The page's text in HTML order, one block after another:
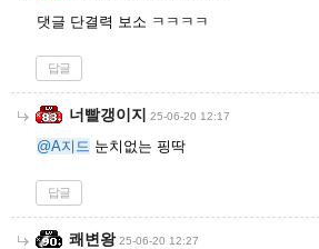
댓글 단결력 보소 ㅋㅋㅋㅋ
답글
너빨갱이지 25-06-20 12:17
@A지드 눈치없는 핑딱
답글
쾌변왕 25-06-20 12:27